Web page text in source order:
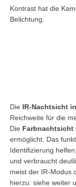
Kontrast hat die
Belichtung.
Die IR-Nachtsicht
Reichweite für die
Die Farbnachtsicht
ermöglicht. Das
Identifizierung
und verbraucht
meist der IR-Modus
hierzu: siehe weiter